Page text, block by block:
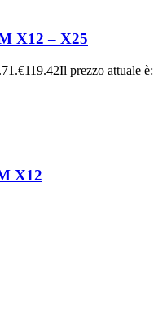
X12 – X25
€119.42Il prezzo attuale è:
X12